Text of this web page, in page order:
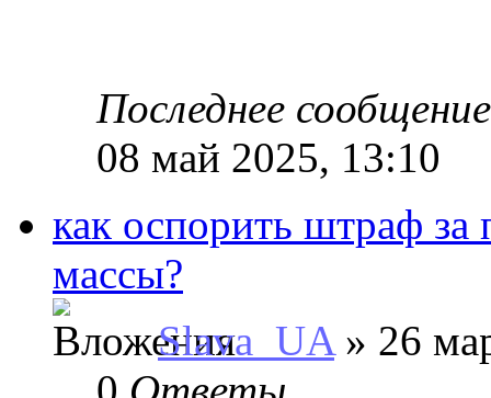
Последнее
08 май 2025, 13:10
как оспорить штраф за
массы?
Slava_UA» 26